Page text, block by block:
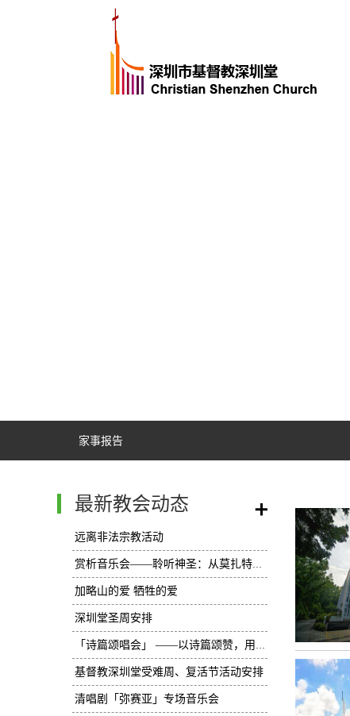
家事报告
最新教会动态
远离非法宗教活动
赏析音乐会——聆听神圣：从莫扎特《C大调弥撒曲》透视教会敬拜
加略山的爱 牺牲的爱
深圳堂圣周安排
「诗篇颂唱会」 ——以诗篇颂赞，用心灵歌唱
基督教深圳堂受难周、复活节活动安排
​清唱剧「弥赛亚」专场音乐会